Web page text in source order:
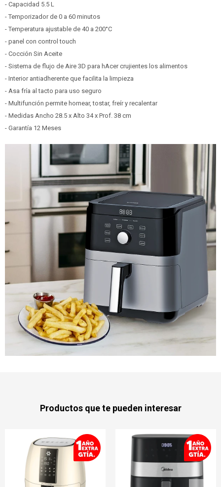
- Capacidad 5.5 L
- Temporizador de 0 a 60 minutos
- Temperatura ajustable de 40 a 200°C
- panel con control touch
- Cocción Sin Aceite
- Sistema de flujo de Aire 3D para hAcer crujientes los alimentos
- Interior antiadherente que facilita la limpieza
- Asa fría al tacto para uso seguro
- Multifunción permite hornear, tostar, freír y recalentar
- Medidas Ancho 28.5 x Alto 34 x Prof. 38 cm
- Garantía 12 Meses
Productos que te pueden interesar